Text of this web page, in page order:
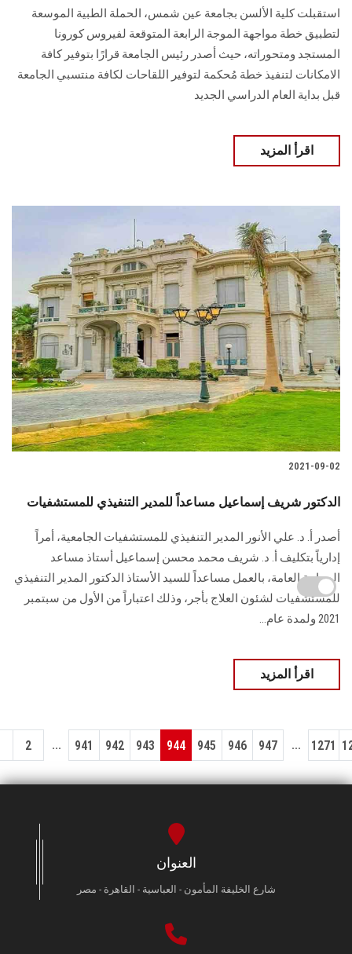
استقبلت كلية الألسن بجامعة عين شمس، الحملة الطبية الموسعة
لتطبيق خطة مواجهة الموجة الرابعة المتوقعة لفيروس كورونا
المستجد ومتحوراته، حيث أصدر رئيس الجامعة قرارًا بتوفير كافة
الامكانات لتنفيذ خطة مُحكمة لتوفير اللقاحات لكافة منتسبي الجامعة
قبل بداية العام الدراسي الجديد
اقرأ المزيد
2021-09-02
الدكتور شريف إسماعيل مساعداً للمدير التنفيذي للمستشفيات
أصدر أ. د. علي الأنور المدير التنفيذي للمستشفيات الجامعية، أمراً
إدارياً بتكليف أ. د. شريف محمد محسن إسماعيل أستاذ مساعد
الجراحة العامة، بالعمل مساعداً للسيد الأستاذ الدكتور المدير التنفيذي
للمستشفيات لشئون العلاج بأجر، وذلك اعتباراً من الأول من سبتمبر
2021 ولمدة عام...
اقرأ المزيد
2 ... 941 942 943 944 945 946 947 ... 1271
العنوان
شارع الخليفة المأمون - العباسية - القاهرة - مصر